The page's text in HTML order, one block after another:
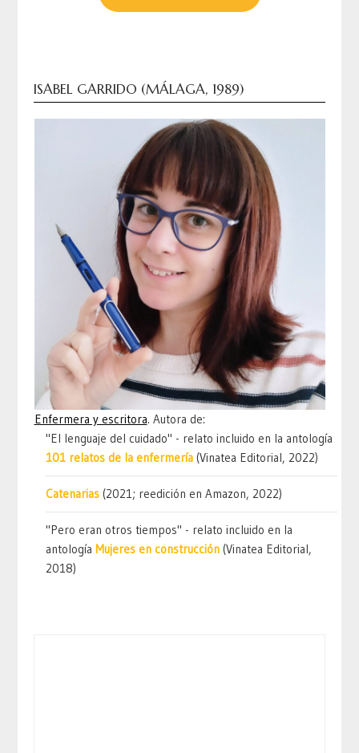
ISABEL GARRIDO (MÁLAGA, 1989)
Enfermera y escritora. Autora de:
"El lenguaje del cuidado" - relato incluido en la antología
101 relatos de la enfermería (Vinatea Editorial, 2022)
Catenarias (2021; reedición en Amazon, 2022)
"Pero eran otros tiempos" - relato incluido en la
antologíaMujeres en construcción (Vinatea Editorial,
2018)